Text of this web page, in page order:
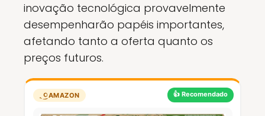
inovação tecnológica provavelmente
desempenharão papéis importantes,
afetando tanto a oferta quanto os
preços futuros.
👍 Recomendado
AMAZON